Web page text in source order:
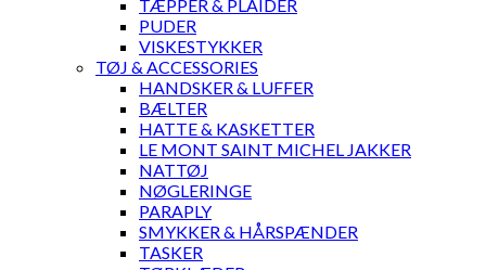
TÆPPER & PLAIDER
PUDER
VISKESTYKKER
TØJ & ACCESSORIES
HANDSKER & LUFFER
BÆLTER
HATTE & KASKETTER
LE MONT SAINT MICHEL JAKKER
NATTØJ
NØGLERINGE
PARAPLY
SMYKKER & HÅRSPÆNDER
TASKER